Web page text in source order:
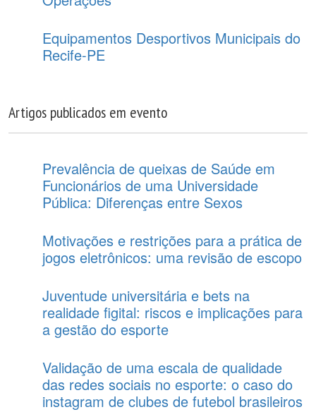
Equipamentos Desportivos Municipais do
Recife-PE
Artigos publicados em evento
Prevalência de queixas de Saúde em
Funcionários de uma Universidade
Pública: Diferenças entre Sexos
Motivações e restrições para a prática de
jogos eletrônicos: uma revisão de escopo
Juventude universitária e bets na
realidade figital: riscos e implicações para
a gestão do esporte
Validação de uma escala de qualidade
das redes sociais no esporte: o caso do
instagram de clubes de futebol brasileiros